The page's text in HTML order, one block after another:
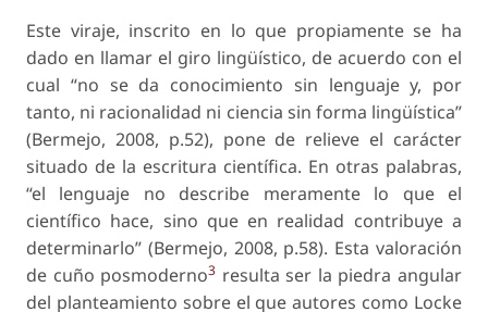
Este viraje, inscrito en lo que propiamente se ha
dado en llamar el giro lingüístico, de acuerdo con el
cual “no se da conocimiento sin lenguaje y, por
tanto, ni racionalidad ni ciencia sin forma lingüística”
(Bermejo, 2008, p.52), pone de relieve el carácter
situado de la escritura científica. En otras palabras,
“el lenguaje no describe meramente lo que el
científico hace, sino que en realidad contribuye a
determinarlo” (Bermejo, 2008, p.58). Esta valoración
de cuño posmoderno3 resulta ser la piedra angular
del planteamiento sobre el que autores como Locke